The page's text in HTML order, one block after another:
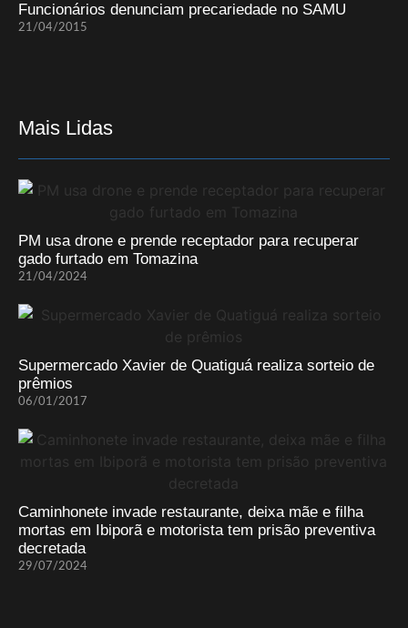
Funcionários denunciam precariedade no SAMU
21/04/2015
Mais Lidas
PM usa drone e prende receptador para recuperar
gado furtado em Tomazina
21/04/2024
Supermercado Xavier de Quatiguá realiza sorteio de
prêmios
06/01/2017
Caminhonete invade restaurante, deixa mãe e filha
mortas em Ibiporã e motorista tem prisão preventiva
decretada
29/07/2024